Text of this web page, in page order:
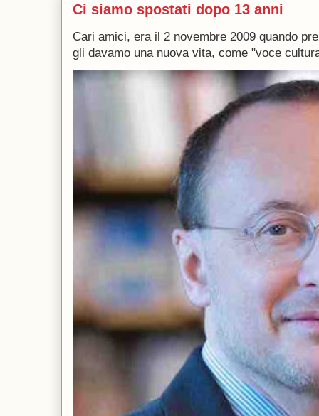
Ci siamo spostati dopo 13 anni
Cari amici, era il 2 novembre 2009 quando
gli davamo una nuova vita, come "voce